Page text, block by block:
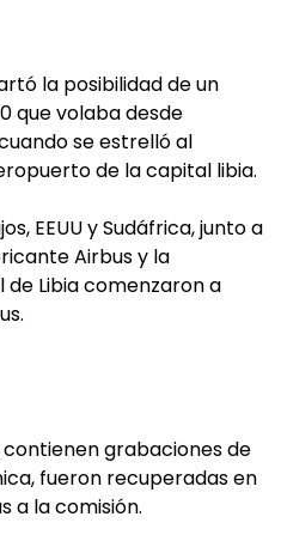
la posibilidad de un
que volaba desde
se estrelló al
de la capital libia.
EEUU y Sudáfrica, junto a
Airbus y la
Libia comenzaron a
contienen grabaciones de
fueron recuperadas en
a la comisión.